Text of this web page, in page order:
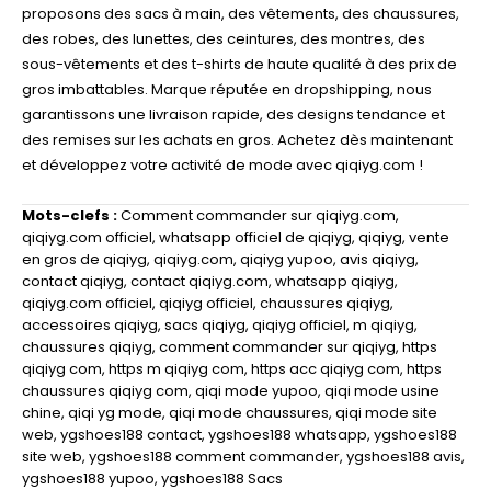
proposons des sacs à main, des vêtements, des chaussures,
des robes, des lunettes, des ceintures, des montres, des
sous-vêtements et des t-shirts de haute qualité à des prix de
gros imbattables. Marque réputée en dropshipping, nous
garantissons une livraison rapide, des designs tendance et
des remises sur les achats en gros. Achetez dès maintenant
et développez votre activité de mode avec qiqiyg.com !
Mots-clefs :Comment commander sur qiqiyg.com,
qiqiyg.com officiel, whatsapp officiel de qiqiyg, qiqiyg, vente
en gros de qiqiyg, qiqiyg.com, qiqiyg yupoo, avis qiqiyg,
contact qiqiyg, contact qiqiyg.com, whatsapp qiqiyg,
qiqiyg.com officiel, qiqiyg officiel, chaussures qiqiyg,
accessoires qiqiyg, sacs qiqiyg, qiqiyg officiel, m qiqiyg,
chaussures qiqiyg, comment commander sur qiqiyg, https
qiqiyg com, https m qiqiyg com, https acc qiqiyg com, https
chaussures qiqiyg com, qiqi mode yupoo, qiqi mode usine
chine, qiqi yg mode, qiqi mode chaussures, qiqi mode site
web, ygshoes188 contact, ygshoes188 whatsapp, ygshoes188
site web, ygshoes188 comment commander, ygshoes188 avis,
ygshoes188 yupoo, ygshoes188 Sacs